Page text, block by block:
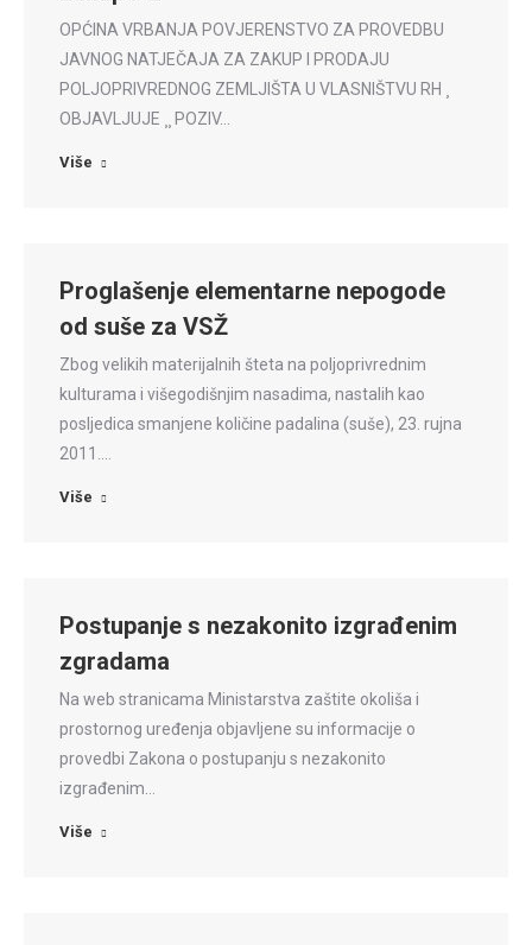
OPĆINA VRBANJA POVJERENSTVO ZA PROVEDBU
JAVNOG NATJEČAJA ZA ZAKUP I PRODAJU
POLJOPRIVREDNOG ZEMLJIŠTA U VLASNIŠTVU RH ¸
OBJAVLJUJE ¸¸ POZIV…
Više
Proglašenje elementarne nepogode
od suše za VSŽ
Zbog velikih materijalnih šteta na poljoprivrednim
kulturama i višegodišnjim nasadima, nastalih kao
posljedica smanjene količine padalina (suše), 23. rujna
2011.…
Više
Postupanje s nezakonito izgrađenim
zgradama
Na web stranicama Ministarstva zaštite okoliša i
prostornog uređenja objavljene su informacije o
provedbi Zakona o postupanju s nezakonito
izgrađenim…
Više